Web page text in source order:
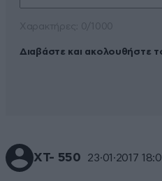
Διαβάστε και ακολουθήστε
ΧΤ- 550 23·01·2017